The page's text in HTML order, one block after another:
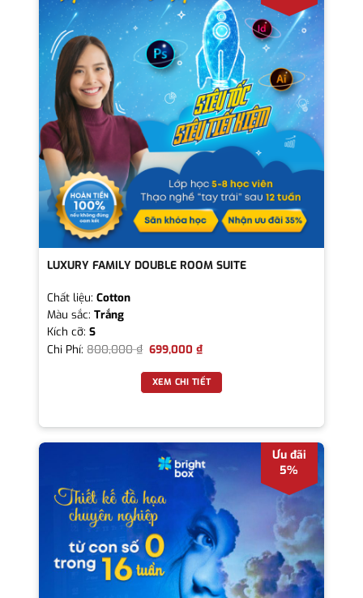
LUXURY FAMILY DOUBLE ROOM SUITE
Chất liệu:Cotton
Màu sắc:Trắng
Kích cỡ:S
Chi Phí:800,000₫ 699,000₫
XEM CHI TIẾT
Ưu đãi
5%